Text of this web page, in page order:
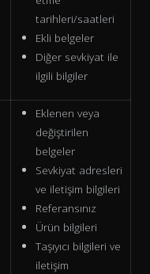
tarihleri/saatleri
Ekli belgeler
Diğer sevkiyat ile
ilgili bilgiler
Eklenen veya
değiştirilen
belgeler
Sevkiyat adresleri
ve iletişim bilgileri
Referansınız
Ürün bilgileri
Taşıyıcı bilgileri ve
iletişim